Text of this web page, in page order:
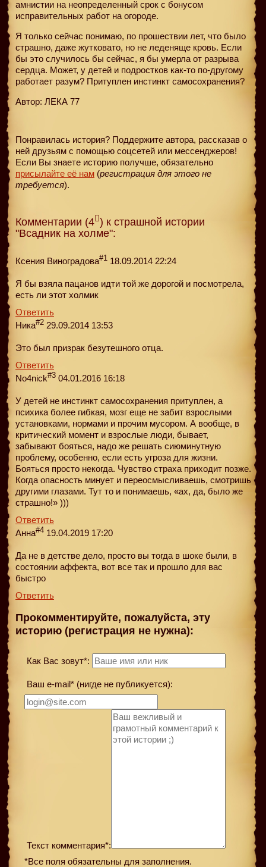
амнистии на неопределенный срок с бонусом
исправительных работ на огороде.
Я только сейчас понимаю, по прошествии лет, что было
страшно, даже жутковато, но не леденяще кровь. Если
бы это случилось бы сейчас, я бы умерла от разрыва
сердца. Может, у детей и подростков как-то по-другому
работает разум? Притуплен инстинкт самосохранения?
Автор: ЛЕКА 77
Понравилась история? Поддержите автора, рассказав о
ней друзьям с помощью соцсетей или мессенджеров!
Если Вы знаете историю получше, обязательно
присылайте её нам (регистрация для этого не
требуется).
Комментарии (4 ) к страшной истории
"Всадник на холме":
Ксения Виноградова#1 18.09.2014 22:24
Я бы взяла пацанов идти той же дорогой и посмотрела,
есть ли этот холмик
Ответить
Ника#2 29.09.2014 13:53
Это был призрак безутешного отца.
Ответить
No4nick#3 04.01.2016 16:18
У детей не инстинкт самосохранения притуплен, а
психика более гибкая, мозг еще не забит взрослыми
установками, нормами и прочим мусором. А вообще, в
критический момент и взрослые люди, бывает,
забывают бояться, надо же решать сиюминутную
проблему, особенно, если есть угроза для жизни.
Бояться просто некогда. Чувство страха приходит позже.
Когда опасность минует и переосмысливаешь, смотришь
другими глазами. Тут то и понимаешь, «ах, да, было же
страшно!» )))
Ответить
Анна#4 19.04.2019 17:20
Да не в детстве дело, просто вы тогда в шоке были, в
состоянии аффекта, вот все так и прошло для вас
быстро
Ответить
Прокомментируйте, пожалуйста, эту
историю (регистрация не нужна):
Как Вас зовут*:
Ваш e-mail* (нигде не публикуется):
Текст комментария*:
*Все поля обязательны для заполнения.